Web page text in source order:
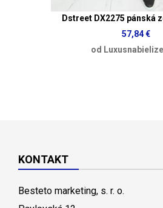
Dstreet DX2275 pánská
57,84 €
od
KONTAKT
Besteto marketing, s. r. o.